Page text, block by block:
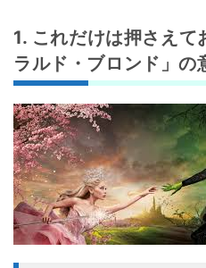
1. これだけは押さえて
ラルド・ブロンド」の